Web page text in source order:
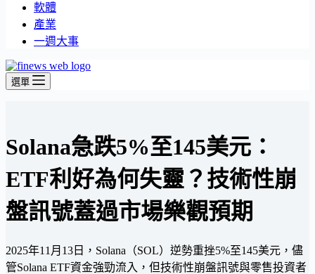
軟體
產業
一週大事
選單
Solana急跌5%至145美元：
ETF利好為何失靈？技術性崩
盤訊號蓋過市場樂觀預期
2025年11月13日，Solana（SOL）逆勢重挫5%至145美元，儘
管Solana ETF資金強勁流入，但技術性崩盤訊號與零售投資者